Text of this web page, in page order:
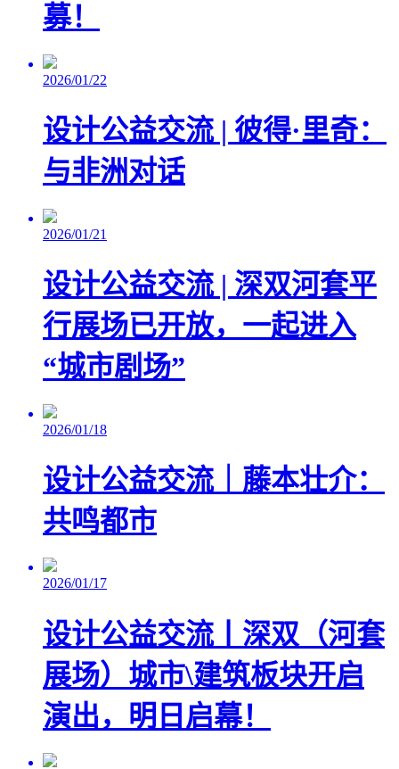
募！
2026/01/22
设计公益交流 | 彼得·里奇：
与非洲对话
2026/01/21
设计公益交流 | 深双河套平
行展场已开放，一起进入
“城市剧场”
2026/01/18
设计公益交流｜藤本壮介：
共鸣都市
2026/01/17
设计公益交流丨深双（河套
展场）城市\建筑板块开启
演出，明日启幕！